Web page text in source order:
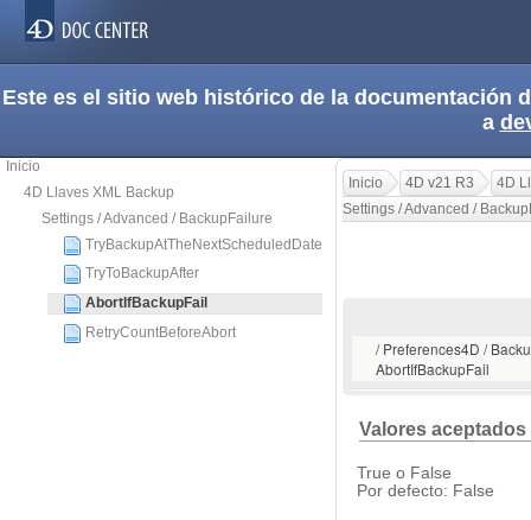
Este es el sitio web histórico de la documentación
a
Inicio
4D Llaves XML Backup
Settings / Advanced / BackupFailure
TryBackupAtTheNextScheduledDate
TryToBackupAfter
AbortIfBackupFail
RetryCountBeforeAbort
Inicio 4D v21 R3
4D
Settings / Advanced /
/ Preferences4D /
AbortIfBackupFail
Valores aceptados
True o False
Por defecto: False